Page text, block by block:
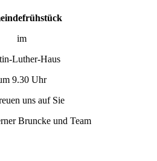
im
Luther-Haus
9.30 Uhr
uns auf Sie
Bruncke und Team